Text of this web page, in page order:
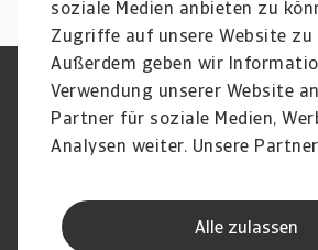
soziale Medien anbieten zu
Zugriffe auf unsere Website zu
Außerdem geben wir
Verwendung unserer Website
Partner für soziale Medien,
Analysen weiter. Unsere
Daten zusammen, die Sie
haben oder die sie im Rahmen
Alle zulassen
Impressum
Legal Notice
Datenschutz
Speak Up
DSGVO
Cookie
Kontakt
Karriere
Disclaimer